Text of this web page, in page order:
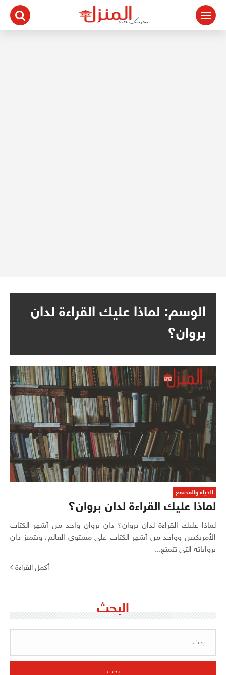
التجاوز
المحتوى
الوسم: لماذا عليك القراءة لدان
بروان؟
الحياه والمجتمع
لماذا عليك القراءة لدان بروان؟
لماذا عليك القراءة لدان بروان؟ دان بروان واحد من أشهر الكتاب
الأمريكيين وواحد من أشهر الكتاب علي مستوي العالم، ويتميز دان
برواياته التي تتمتع...
أكمل القراءة
البحث